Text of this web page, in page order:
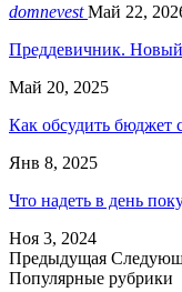
domnevestМай 22,
Преддевичник.
Май 20, 2025
Как обсудить бюджет
Янв 8, 2025
Что надеть в день
Ноя 3, 2024
Предыдущая
Популярные рубрики